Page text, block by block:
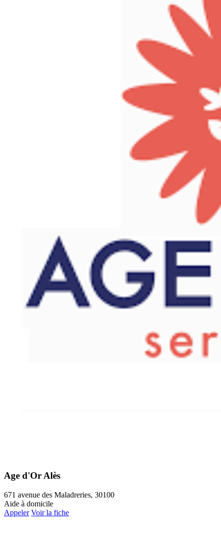
Age d'Or Alès
671 avenue des Maladreries, 30100
Aide à domicile
Appeler Voir la fiche